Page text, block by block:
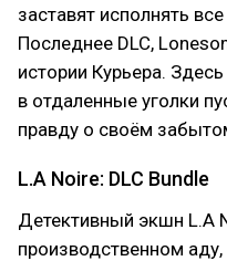
заставят исполнять
Последнее DLC,
истории Курьера.
в отдаленные уголки
правду о своём
L.A Noire: DLC Bundle
Детективный экшн L.A
производственном